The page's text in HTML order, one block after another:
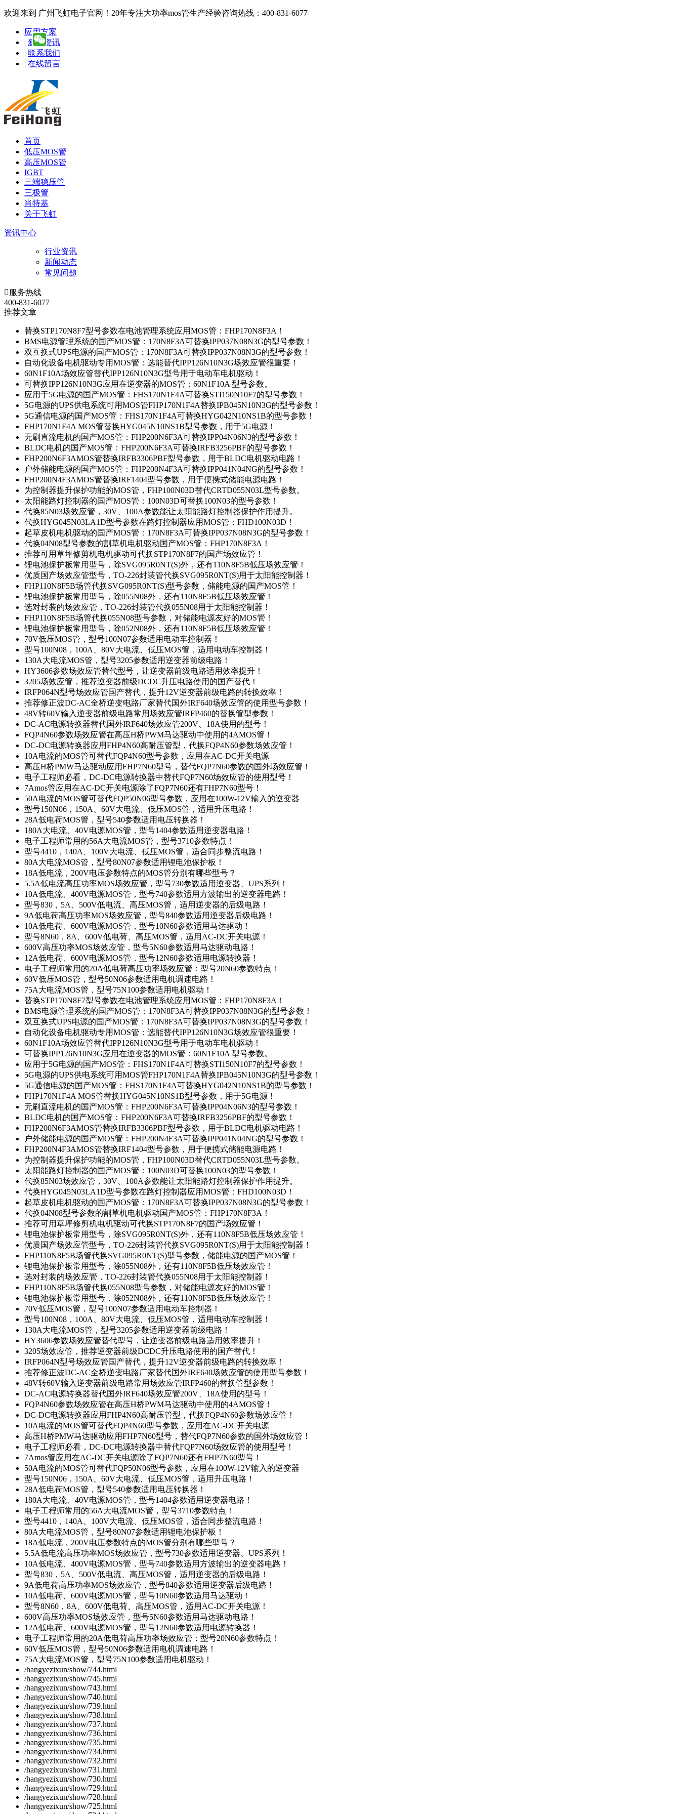
欢迎来到 广州飞虹电子官网！20年专注大功率mos管生产经验咨询热线：400-831-6077
应用方案
| 新闻资讯
| 联系我们
| 在线留言
首页
低压MOS管
高压MOS管
IGBT
三端稳压管
三极管
肖特基
关于飞虹
资讯中心
行业资讯
新闻动态
常见问题
 服务热线
400-831-6077
推荐文章
替换STP170N8F7型号参数在电池管理系统应用MOS管：FHP170N8F3A！
BMS电源管理系统的国产MOS管：170N8F3A可替换IPP037N08N3G的型号参数！
双互换式UPS电源的国产MOS管：170N8F3A可替换IPP037N08N3G的型号参数！
自动化设备电机驱动专用MOS管：选能替代IPP126N10N3G场效应管很重要！
60N1F10A场效应管替代IPP126N10N3G型号用于电动车电机驱动！
可替换IPP126N10N3G应用在逆变器的MOS管：60N1F10A 型号参数。
应用于5G电源的国产MOS管：FHS170N1F4A可替换STI150N10F7的型号参数！
5G电源的UPS供电系统可用MOS管FHP170N1F4A替换IPB045N10N3G的型号参数！
5G通信电源的国产MOS管：FHS170N1F4A可替换HYG042N10NS1B的型号参数！
FHP170N1F4A MOS管替换HYG045N10NS1B型号参数，用于5G电源！
无刷直流电机的国产MOS管：FHP200N6F3A可替换IPP04N06N3的型号参数！
BLDC电机的国产MOS管：FHP200N6F3A可替换IRFB3256PBF的型号参数！
FHP200N6F3AMOS管替换IRFB3306PBF型号参数，用于BLDC电机驱动电路！
户外储能电源的国产MOS管：FHP200N4F3A可替换IPP041N04NG的型号参数！
FHP200N4F3AMOS管替换IRF1404型号参数，用于便携式储能电源电路！
为控制器提升保护功能的MOS管，FHP100N03D替代CRTD055N03L型号参数。
太阳能路灯控制器的国产MOS管：100N03D可替换100N03的型号参数！
代换85N03场效应管，30V、100A参数能让太阳能路灯控制器保护作用提升。
代换HYG045N03LA1D型号参数在路灯控制器应用MOS管：FHD100N03D！
起草皮机电机驱动的国产MOS管：170N8F3A可替换IPP037N08N3G的型号参数！
代换04N08型号参数的割草机电机驱动国产MOS管：FHP170N8F3A！
推荐可用草坪修剪机电机驱动可代换STP170N8F7的国产场效应管！
锂电池保护板常用型号，除SVG095R0NT(S)外，还有110N8F5B低压场效应管！
优质国产场效应管型号，TO-226封装管代换SVG095R0NT(S)用于太阳能控制器！
FHP110N8F5B场管代换SVG095R0NT(S)型号参数，储能电源的国产MOS管！
锂电池保护板常用型号，除055N08外，还有110N8F5B低压场效应管！
选对封装的场效应管，TO-226封装管代换055N08用于太阳能控制器！
FHP110N8F5B场管代换055N08型号参数，对储能电源友好的MOS管！
锂电池保护板常用型号，除052N08外，还有110N8F5B低压场效应管！
70V低压MOS管，型号100N07参数适用电动车控制器！
型号100N08，100A、80V大电流、低压MOS管，适用电动车控制器！
130A大电流MOS管，型号3205参数适用逆变器前级电路！
HY3606参数场效应管替代型号，让逆变器前级电路适用效率提升！
3205场效应管，推荐逆变器前级DCDC升压电路使用的国产替代！
IRFP064N型号场效应管国产替代，提升12V逆变器前级电路的转换效率！
推荐修正波DC-AC全桥逆变电路厂家替代国外IRF640场效应管的使用型号参数！
48V转60V输入逆变器前级电路常用场效应管IRFP460的替换管型参数！
DC-AC电源转换器替代国外IRF640场效应管200V、18A使用的型号！
FQP4N60参数场效应管在高压H桥PWM马达驱动中使用的4AMOS管！
DC-DC电源转换器应用FHP4N60高耐压管型，代换FQP4N60参数场效应管！
10A电流的MOS管可替代FQP4N60型号参数，应用在AC-DC开关电源
高压H桥PMW马达驱动应用FHP7N60型号，替代FQP7N60参数的国外场效应管！
电子工程师必看，DC-DC电源转换器中替代FQP7N60场效应管的使用型号！
7Amos管应用在AC-DC开关电源除了FQP7N60还有FHP7N60型号！
50A电流的MOS管可替代FQP50N06型号参数，应用在100W-12V输入的逆变器
型号150N06，150A、60V大电流、低压MOS管，适用升压电路！
28A低电荷MOS管，型号540参数适用电压转换器！
180A大电流、40V电源MOS管，型号1404参数适用逆变器电路！
电子工程师常用的56A大电流MOS管，型号3710参数特点！
型号4410，140A、100V大电流、低压MOS管，适合同步整流电路！
80A大电流MOS管，型号80N07参数适用锂电池保护板！
18A低电流，200V电压参数特点的MOS管分别有哪些型号？
5.5A低电流高压功率MOS场效应管，型号730参数适用逆变器、UPS系列！
10A低电流、400V电源MOS管，型号740参数适用方波输出的逆变器电路！
型号830，5A、500V低电流、高压MOS管，适用逆变器的后级电路！
9A低电荷高压功率MOS场效应管，型号840参数适用逆变器后级电路！
10A低电荷、600V电源MOS管，型号10N60参数适用马达驱动！
型号8N60，8A、600V低电荷、高压MOS管，适用AC-DC开关电源！
600V高压功率MOS场效应管，型号5N60参数适用马达驱动电路！
12A低电荷、600V电源MOS管，型号12N60参数适用电源转换器！
电子工程师常用的20A低电荷高压功率场效应管：型号20N60参数特点！
60V低压MOS管，型号50N06参数适用电机调速电路！
75A大电流MOS管，型号75N100参数适用电机驱动！
替换STP170N8F7型号参数在电池管理系统应用MOS管：FHP170N8F3A！
BMS电源管理系统的国产MOS管：170N8F3A可替换IPP037N08N3G的型号参数！
双互换式UPS电源的国产MOS管：170N8F3A可替换IPP037N08N3G的型号参数！
自动化设备电机驱动专用MOS管：选能替代IPP126N10N3G场效应管很重要！
60N1F10A场效应管替代IPP126N10N3G型号用于电动车电机驱动！
可替换IPP126N10N3G应用在逆变器的MOS管：60N1F10A 型号参数。
应用于5G电源的国产MOS管：FHS170N1F4A可替换STI150N10F7的型号参数！
5G电源的UPS供电系统可用MOS管FHP170N1F4A替换IPB045N10N3G的型号参数！
5G通信电源的国产MOS管：FHS170N1F4A可替换HYG042N10NS1B的型号参数！
FHP170N1F4A MOS管替换HYG045N10NS1B型号参数，用于5G电源！
无刷直流电机的国产MOS管：FHP200N6F3A可替换IPP04N06N3的型号参数！
BLDC电机的国产MOS管：FHP200N6F3A可替换IRFB3256PBF的型号参数！
FHP200N6F3AMOS管替换IRFB3306PBF型号参数，用于BLDC电机驱动电路！
户外储能电源的国产MOS管：FHP200N4F3A可替换IPP041N04NG的型号参数！
FHP200N4F3AMOS管替换IRF1404型号参数，用于便携式储能电源电路！
为控制器提升保护功能的MOS管，FHP100N03D替代CRTD055N03L型号参数。
太阳能路灯控制器的国产MOS管：100N03D可替换100N03的型号参数！
代换85N03场效应管，30V、100A参数能让太阳能路灯控制器保护作用提升。
代换HYG045N03LA1D型号参数在路灯控制器应用MOS管：FHD100N03D！
起草皮机电机驱动的国产MOS管：170N8F3A可替换IPP037N08N3G的型号参数！
代换04N08型号参数的割草机电机驱动国产MOS管：FHP170N8F3A！
推荐可用草坪修剪机电机驱动可代换STP170N8F7的国产场效应管！
锂电池保护板常用型号，除SVG095R0NT(S)外，还有110N8F5B低压场效应管！
优质国产场效应管型号，TO-226封装管代换SVG095R0NT(S)用于太阳能控制器！
FHP110N8F5B场管代换SVG095R0NT(S)型号参数，储能电源的国产MOS管！
锂电池保护板常用型号，除055N08外，还有110N8F5B低压场效应管！
选对封装的场效应管，TO-226封装管代换055N08用于太阳能控制器！
FHP110N8F5B场管代换055N08型号参数，对储能电源友好的MOS管！
锂电池保护板常用型号，除052N08外，还有110N8F5B低压场效应管！
70V低压MOS管，型号100N07参数适用电动车控制器！
型号100N08，100A、80V大电流、低压MOS管，适用电动车控制器！
130A大电流MOS管，型号3205参数适用逆变器前级电路！
HY3606参数场效应管替代型号，让逆变器前级电路适用效率提升！
3205场效应管，推荐逆变器前级DCDC升压电路使用的国产替代！
IRFP064N型号场效应管国产替代，提升12V逆变器前级电路的转换效率！
推荐修正波DC-AC全桥逆变电路厂家替代国外IRF640场效应管的使用型号参数！
48V转60V输入逆变器前级电路常用场效应管IRFP460的替换管型参数！
DC-AC电源转换器替代国外IRF640场效应管200V、18A使用的型号！
FQP4N60参数场效应管在高压H桥PWM马达驱动中使用的4AMOS管！
DC-DC电源转换器应用FHP4N60高耐压管型，代换FQP4N60参数场效应管！
10A电流的MOS管可替代FQP4N60型号参数，应用在AC-DC开关电源
高压H桥PMW马达驱动应用FHP7N60型号，替代FQP7N60参数的国外场效应管！
电子工程师必看，DC-DC电源转换器中替代FQP7N60场效应管的使用型号！
7Amos管应用在AC-DC开关电源除了FQP7N60还有FHP7N60型号！
50A电流的MOS管可替代FQP50N06型号参数，应用在100W-12V输入的逆变器
型号150N06，150A、60V大电流、低压MOS管，适用升压电路！
28A低电荷MOS管，型号540参数适用电压转换器！
180A大电流、40V电源MOS管，型号1404参数适用逆变器电路！
电子工程师常用的56A大电流MOS管，型号3710参数特点！
型号4410，140A、100V大电流、低压MOS管，适合同步整流电路！
80A大电流MOS管，型号80N07参数适用锂电池保护板！
18A低电流，200V电压参数特点的MOS管分别有哪些型号？
5.5A低电流高压功率MOS场效应管，型号730参数适用逆变器、UPS系列！
10A低电流、400V电源MOS管，型号740参数适用方波输出的逆变器电路！
型号830，5A、500V低电流、高压MOS管，适用逆变器的后级电路！
9A低电荷高压功率MOS场效应管，型号840参数适用逆变器后级电路！
10A低电荷、600V电源MOS管，型号10N60参数适用马达驱动！
型号8N60，8A、600V低电荷、高压MOS管，适用AC-DC开关电源！
600V高压功率MOS场效应管，型号5N60参数适用马达驱动电路！
12A低电荷、600V电源MOS管，型号12N60参数适用电源转换器！
电子工程师常用的20A低电荷高压功率场效应管：型号20N60参数特点！
60V低压MOS管，型号50N06参数适用电机调速电路！
75A大电流MOS管，型号75N100参数适用电机驱动！
/hangyezixun/show/744.html
/hangyezixun/show/745.html
/hangyezixun/show/743.html
/hangyezixun/show/740.html
/hangyezixun/show/739.html
/hangyezixun/show/738.html
/hangyezixun/show/737.html
/hangyezixun/show/736.html
/hangyezixun/show/735.html
/hangyezixun/show/734.html
/hangyezixun/show/732.html
/hangyezixun/show/731.html
/hangyezixun/show/730.html
/hangyezixun/show/729.html
/hangyezixun/show/728.html
/hangyezixun/show/725.html